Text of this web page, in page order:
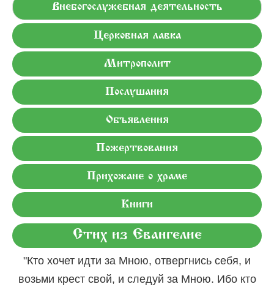
Внебогослужебная деятельность
Церковная лавка
Митрополит
Послушания
Объявления
Пожертвования
Прихожане о храме
Книги
Стих из Евангелие
"Кто хочет идти за Мною, отвергнись себя, и
возьми крест свой, и следуй за Мною. Ибо кто